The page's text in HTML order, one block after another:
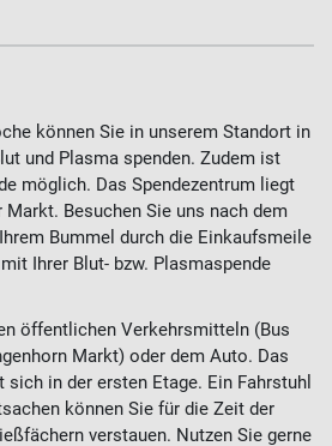
können Sie in unserem Standort in
und Plasma spenden. Zudem ist
möglich. Das Spendezentrum liegt
Besuchen Sie uns nach dem
Bummel durch die Einkaufsmeile
Ihrer Blut- bzw. Plasmaspende
öffentlichen Verkehrsmitteln (Bus
Markt) oder dem Auto. Das
sich in der ersten Etage. Ein Fahrstuhl
können Sie für die Zeit der
verstauen. Nutzen Sie gerne